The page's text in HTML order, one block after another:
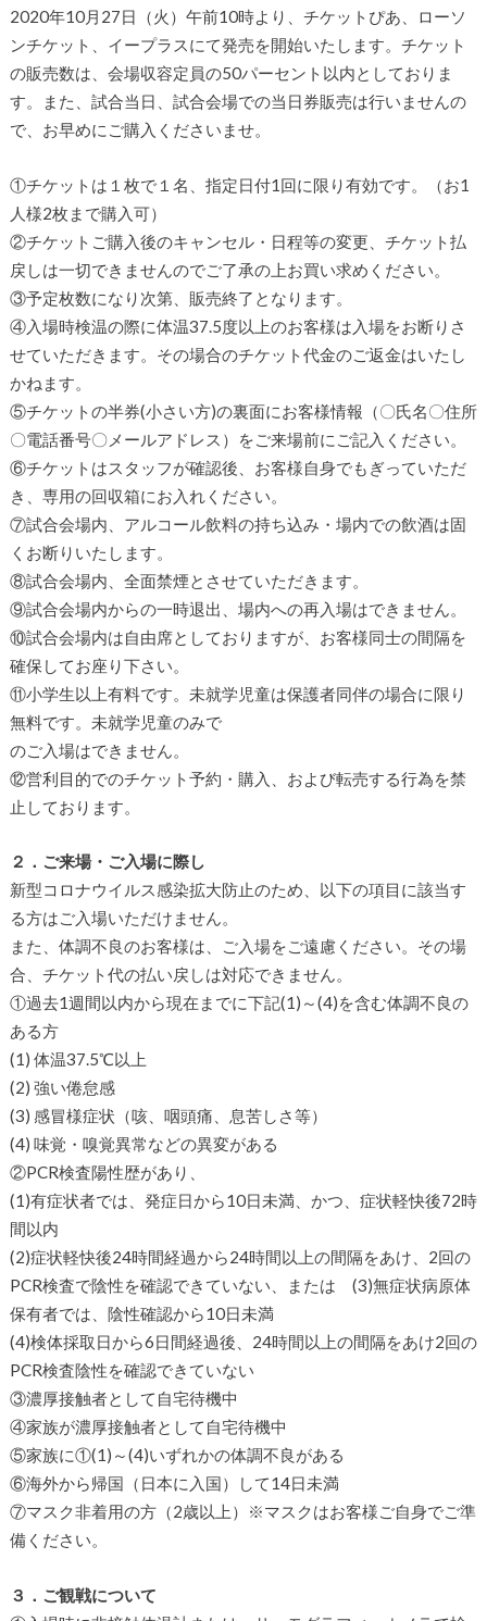
2020年10月27日（火）午前10時より、チケットぴあ、ローソ
ンチケット、イープラスにて発売を開始いたします。チケット
の販売数は、会場収容定員の50パーセント以内としておりま
す。また、試合当日、試合会場での当日券販売は行いませんの
で、お早めにご購入くださいませ。
①チケットは１枚で１名、指定日付1回に限り有効です。（お1
人様2枚まで購入可）
②チケットご購入後のキャンセル・日程等の変更、チケット払
戻しは一切できませんのでご了承の上お買い求めください。
③予定枚数になり次第、販売終了となります。
④入場時検温の際に体温37.5度以上のお客様は入場をお断りさ
せていただきます。その場合のチケット代金のご返金はいたし
かねます。
⑤チケットの半券(小さい方)の裏面にお客様情報（〇氏名〇住所
〇電話番号〇メールアドレス）をご来場前にご記入ください。
⑥チケットはスタッフが確認後、お客様自身でもぎっていただ
き、専用の回収箱にお入れください。
⑦試合会場内、アルコール飲料の持ち込み・場内での飲酒は固
くお断りいたします。
⑧試合会場内、全面禁煙とさせていただきます。
⑨試合会場内からの一時退出、場内への再入場はできません。
⑩試合会場内は自由席としておりますが、お客様同士の間隔を
確保してお座り下さい。
⑪小学生以上有料です。未就学児童は保護者同伴の場合に限り
無料です。未就学児童のみで
のご入場はできません。
⑫営利目的でのチケット予約・購入、および転売する行為を禁
止しております。
２．ご来場・ご入場に際し
新型コロナウイルス感染拡大防止のため、以下の項目に該当す
る方はご入場いただけません。
また、体調不良のお客様は、ご入場をご遠慮ください。その場
合、チケット代の払い戻しは対応できません。
①過去1週間以内から現在までに下記(1)～(4)を含む体調不良の
ある方
(1) 体温37.5℃以上
(2) 強い倦怠感
(3) 感冒様症状（咳、咽頭痛、息苦しさ等）
(4) 味覚・嗅覚異常などの異変がある
②PCR検査陽性歴があり、
(1)有症状者では、発症日から10日未満、かつ、症状軽快後72時
間以内
(2)症状軽快後24時間経過から24時間以上の間隔をあけ、2回の
PCR検査で陰性を確認できていない、または (3)無症状病原体
保有者では、陰性確認から10日未満
(4)検体採取日から6日間経過後、24時間以上の間隔をあけ2回の
PCR検査陰性を確認できていない
③濃厚接触者として自宅待機中
④家族が濃厚接触者として自宅待機中
⑤家族に①(1)～(4)いずれかの体調不良がある
⑥海外から帰国（日本に入国）して14日未満
⑦マスク非着用の方（2歳以上）※マスクはお客様ご自身でご準
備ください。
３．ご観戦について